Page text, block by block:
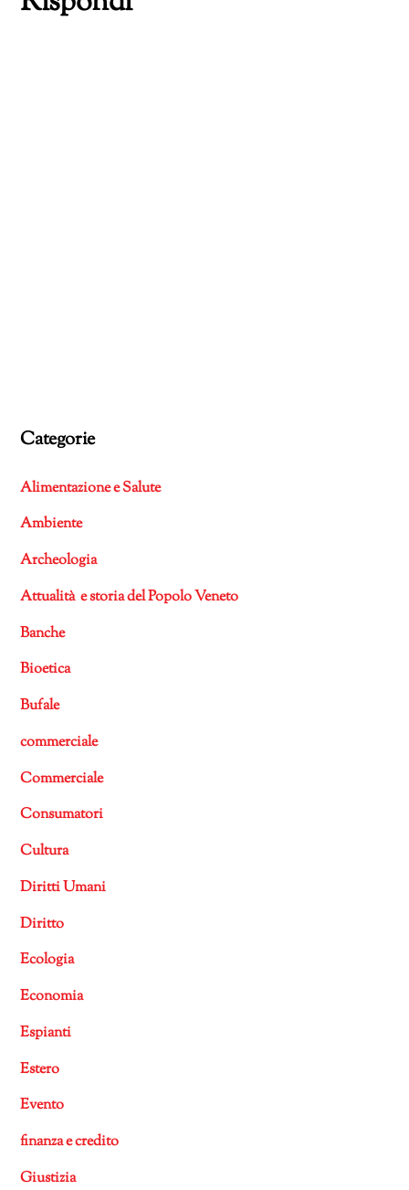
Categorie
Alimentazione e Salute
Ambiente
Archeologia
Attualità e storia del Popolo Veneto
Banche
Bioetica
Bufale
commerciale
Commerciale
Consumatori
Cultura
Diritti Umani
Diritto
Ecologia
Economia
Espianti
Estero
Evento
finanza e credito
Giustizia